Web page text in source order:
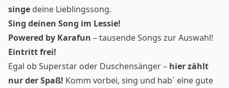
FAQS
RESERVIERUNG
JOBS
singe deine Lieblingssong.
Sing deinen Song im Lessie!
Powered by Karafun – tausende Songs zur Auswahl!
Eintritt frei!
Egal ob Superstar oder Duschensänger – hier zählt
nur der Spaß! Komm vorbei, sing und hab´ eine gute